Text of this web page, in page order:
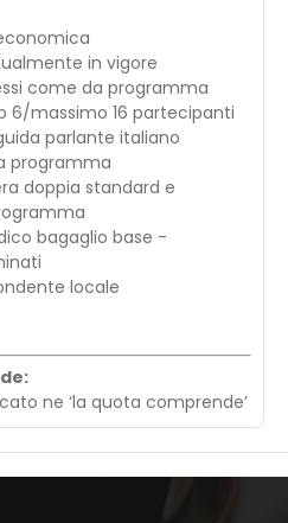
in vigore
come da programma
6/massimo 16 partecipanti
parlante italiano
programma
doppia standard e
bagaglio base -
locale
ne ‘la quota comprende’